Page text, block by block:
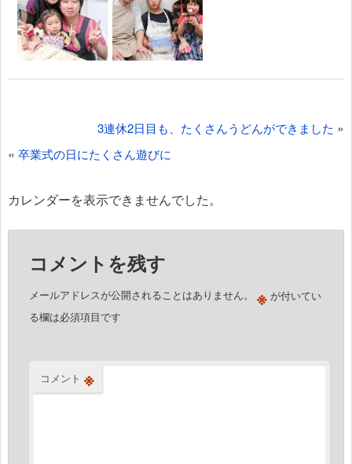
稿
ビ
3連休2日目も、たくさんうどんができました »
« 卒業式の日にたくさん遊びに
カレンダーを表示できませんでした。
コメントを残す
メールアドレスが公開されることはありません。 ※ が付いてい
る欄は必須項目です
コメント ※